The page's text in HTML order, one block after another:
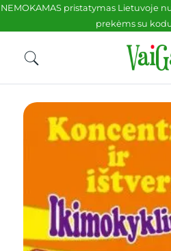
NEMOKAMAS pristatymas Lietuvoje
prekėms su kodu